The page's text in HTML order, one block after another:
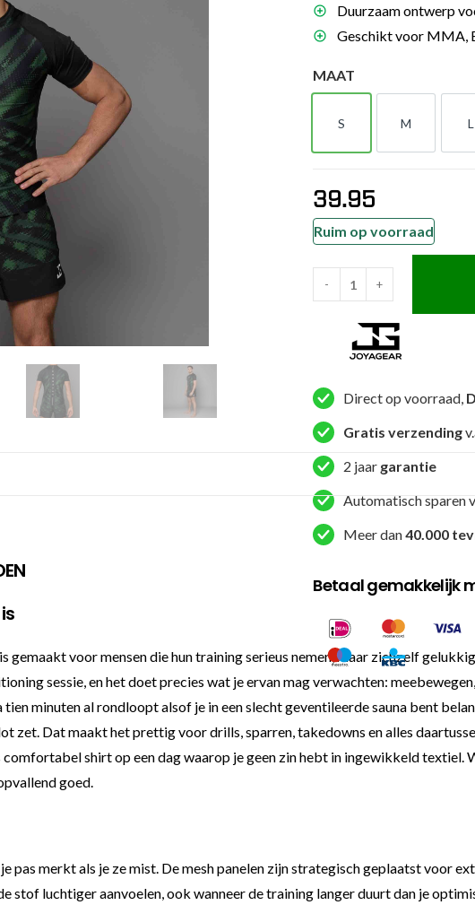
en trapkussens
en pads
Duurzaam ontwerp
Geschikt voor MMA,
MAAT
S
S
M
M
L
L
39.95
Ruim op voorraad
Groen
aantal
- +
Direct op voorraad,
Gratis verzending
2 jaar garantie
Automatisch sparen
Meer dan40.000
Betaal gemakkelijk
gemaakt voor mensen die hun training serieus nemen, maar zichzelf
sessie, en het doet precies wat je ervan mag verwachten:
minuten al rondloopt alsof je in een slecht geventileerde sauna bent
zet. Dat maakt het prettig voor drills, sparren, takedowns en alles
shirt op een dag waarop je geen zin hebt in ingewikkeld textiel.
goed.
pas merkt als je ze mist. De mesh panelen zijn strategisch geplaatst voor
stof luchtiger aanvoelen, ook wanneer de training langer duurt dan je